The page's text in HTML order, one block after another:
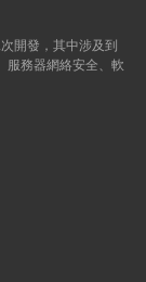
開發，其中涉及到
服務器網絡安全、軟